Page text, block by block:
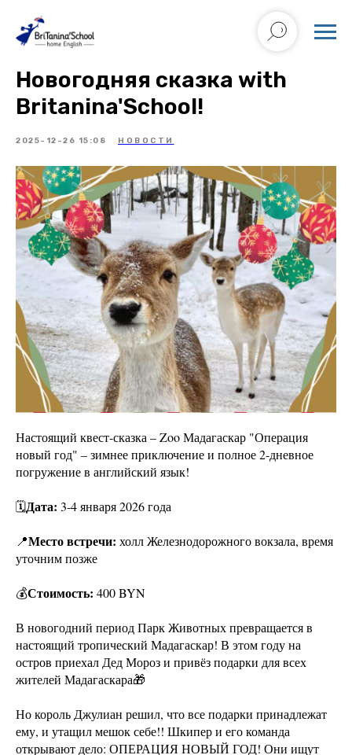
Новогодняя сказка with
Britanina'School!
2025-12-26 15:08 НОВОСТИ
Настоящий квест-сказка – Zoo Мадагаскар "Операция
новый год" – зимнее приключение и полное 2-дневное
погружение в английский язык!
🗓Дата: 3-4 января 2026 года
📍Место встречи: холл Железнодорожного вокзала, время
уточним позже
💰Стоимость: 400 BYN
В новогодний период Парк Животных превращается в
настоящий тропический Мадагаскар! В этом году на
остров приехал Дед Мороз и привёз подарки для всех
жителей Мадагаскара🎁
Но король Джулиан решил, что все подарки принадлежат
ему, и утащил мешок себе!! Шкипер и его команда
открывают дело: ОПЕРАЦИЯ НОВЫЙ ГОД! Они ищут